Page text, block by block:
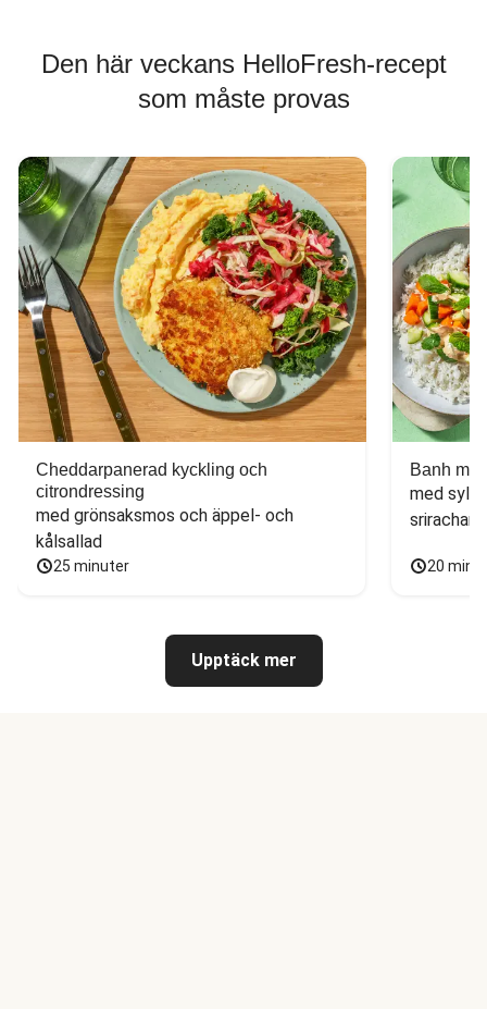
Den här veckans HelloFresh-recept
som måste provas
Cheddarpanerad kyckling och
citrondressing
med grönsaksmos och äppel- och
kålsallad
25 minuter
Banh mi-
med
20
Upptäck mer